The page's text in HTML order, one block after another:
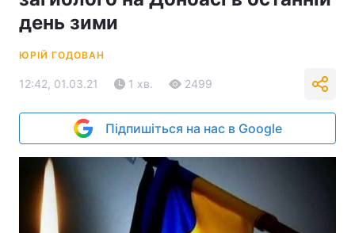
день зими
ЮРІЙ ГОДОВАН
12:42, 01.03.21 1 хв. 2499
Підпишіться на нас в Google